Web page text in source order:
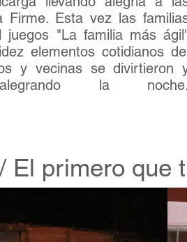
Firme. Esta vez las
juegos "La familia más
elementos cotidianos
y vecinas se divirtieron
la
/ El primero que